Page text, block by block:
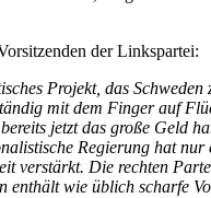
der Linkspartei:
Projekt, das
mit dem Finger auf
jetzt das große Geld
Regierung hat nur
verstärkt. Die rechten
enthält wie üblich scharfe